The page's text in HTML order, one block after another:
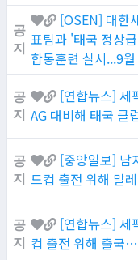
공
지
[OSEN] 대한
표팀과 '태국 정상
합동훈련 실시...9
공
지
[연합뉴스] 세
AG 대비해 태국 클
공
지
[중앙일보] 남
드컵 출전 위해 말
공
지
[연합뉴스] 세
컵 출전 위해 출국…